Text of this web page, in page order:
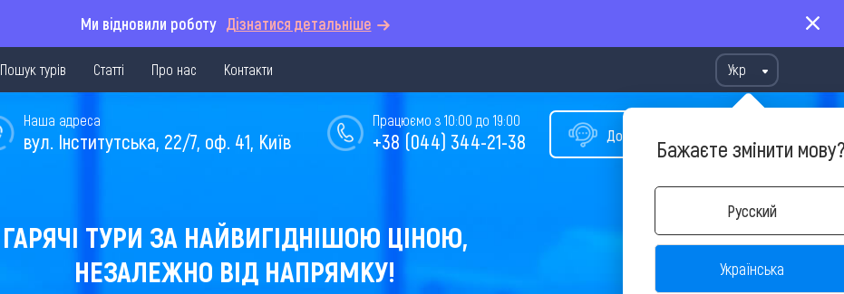
Ми відновили роботу Дізнатися детальніше
Пошук турів Статті Про нас Контакти Укр
Бажаєте змінити
Русский
Українська
Допомога у виборі туру
Працюємо з 10:00 до 19:00
+38 (044) 344-21-38
Наша адреса
вул. Інститутська, 22/7, оф. 41, Київ
ГАРЯЧІ ТУРИ ЗА НАЙВИГІДНІШОЮ ЦІНОЮ,
НЕЗАЛЕЖНО ВІД НАПРЯМКУ!